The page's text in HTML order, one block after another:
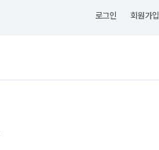
로그인 회원가입